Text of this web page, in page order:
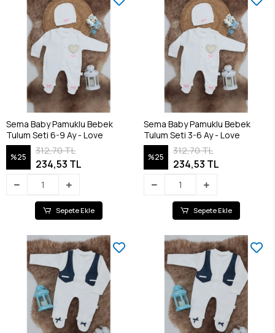
Sema Baby Pamuklu Bebek
Tulum Seti 6-9 Ay - Love
%25
312,70 TL
234,53 TL
Sepete Ekle
Sema Baby Pamuklu Bebek
Tulum Seti 3-6 Ay - Love
%25
312,70 TL
234,53 TL
Sepete Ekle